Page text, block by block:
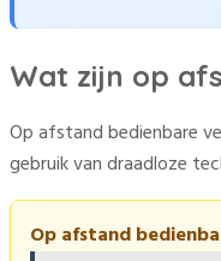
Wat zijn op
Op afstand bedienbare
gebruik van draadloze
Op afstand